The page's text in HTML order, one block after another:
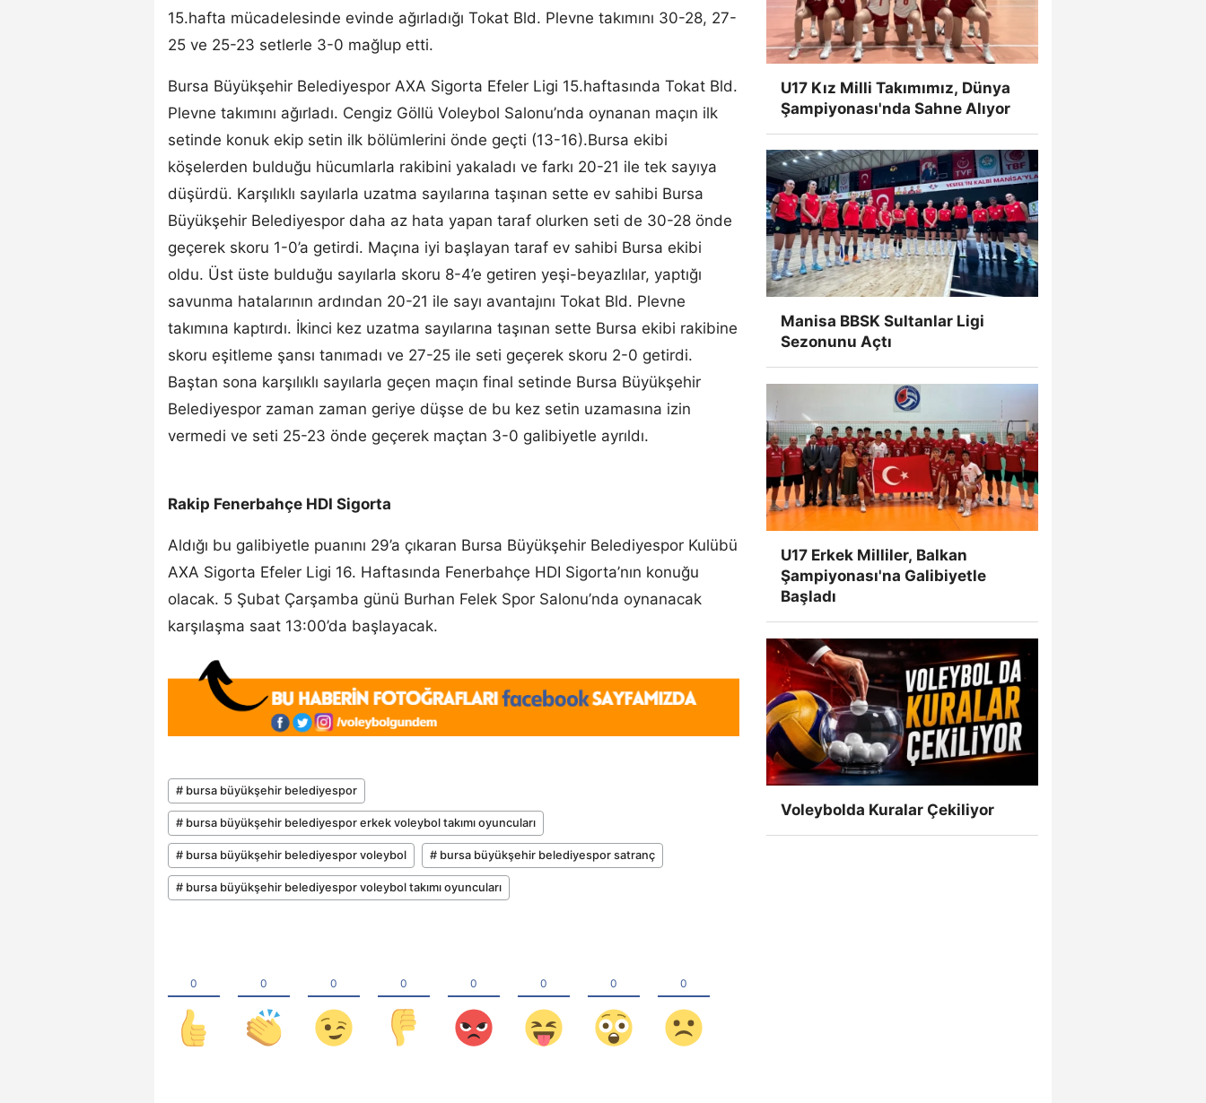
15.hafta mücadelesinde evinde ağırladığı Tokat Bld. Plevne takımını 30-28, 27-
25 ve 25-23 setlerle 3-0 mağlup etti.
Bursa Büyükşehir Belediyespor AXA Sigorta Efeler Ligi 15.haftasında Tokat Bld.
Plevne takımını ağırladı. Cengiz Göllü Voleybol Salonu’nda oynanan maçın ilk
setinde konuk ekip setin ilk bölümlerini önde geçti (13-16).Bursa ekibi
köşelerden bulduğu hücumlarla rakibini yakaladı ve farkı 20-21 ile tek sayıya
düşürdü. Karşılıklı sayılarla uzatma sayılarına taşınan sette ev sahibi Bursa
Büyükşehir Belediyespor daha az hata yapan taraf olurken seti de 30-28 önde
geçerek skoru 1-0’a getirdi. Maçına iyi başlayan taraf ev sahibi Bursa ekibi
oldu. Üst üste bulduğu sayılarla skoru 8-4’e getiren yeşi-beyazlılar, yaptığı
savunma hatalarının ardından 20-21 ile sayı avantajını Tokat Bld. Plevne
takımına kaptırdı. İkinci kez uzatma sayılarına taşınan sette Bursa ekibi rakibine
skoru eşitleme şansı tanımadı ve 27-25 ile seti geçerek skoru 2-0 getirdi.
Baştan sona karşılıklı sayılarla geçen maçın final setinde Bursa Büyükşehir
Belediyespor zaman zaman geriye düşse de bu kez setin uzamasına izin
vermedi ve seti 25-23 önde geçerek maçtan 3-0 galibiyetle ayrıldı.
Rakip Fenerbahçe HDI Sigorta
Aldığı bu galibiyetle puanını 29’a çıkaran Bursa Büyükşehir Belediyespor Kulübü
AXA Sigorta Efeler Ligi 16. Haftasında Fenerbahçe HDI Sigorta’nın konuğu
olacak. 5 Şubat Çarşamba günü Burhan Felek Spor Salonu’nda oynanacak
karşılaşma saat 13:00’da başlayacak.
# bursa büyükşehir belediyespor
# bursa büyükşehir belediyespor erkek voleybol takımı oyuncuları
# bursa büyükşehir belediyespor voleybol # bursa büyükşehir belediyespor satranç
# bursa büyükşehir belediyespor voleybol takımı oyuncuları
U17 Kız Milli Takımımız, Dünya
Şampiyonası'nda Sahne Alıyor
Manisa BBSK Sultanlar Ligi
Sezonunu Açtı
U17 Erkek Milliler, Balkan
Şampiyonası'na Galibiyetle
Başladı
Voleybolda Kuralar Çekiliyor